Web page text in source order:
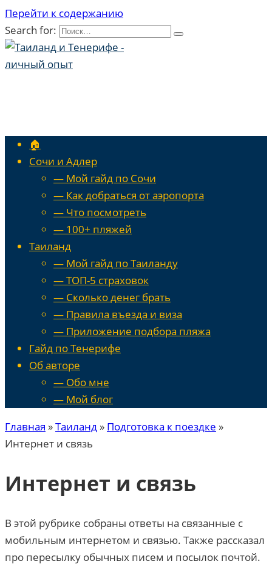
Перейти к содержанию
Search for:
🏠
Сочи и Адлер
— Мой гайд по Сочи
— Как добраться от аэропорта
— Что посмотреть
— 100+ пляжей
Таиланд
— Мой гайд по Таиланду
— ТОП-5 страховок
— Сколько денег брать
— Правила въезда и виза
— Приложение подбора пляжа
Гайд по Тенерифе
Об авторе
— Обо мне
— Мой блог
Главная »Таиланд » Подготовка к поездке »
Интернет и связь
Интернет и связь
В этой рубрике собраны ответы на связанные с
мобильным интернетом и связью. Также рассказал
про пересылку обычных писем и посылок почтой.